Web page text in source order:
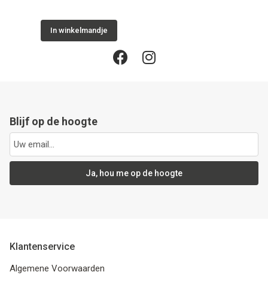
In winkelmandje
Blijf op de hoogte
Ja, hou me op de hoogte
Klantenservice
Algemene Voorwaarden